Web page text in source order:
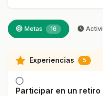
Metas 16
Experiencias 5
Participar en un